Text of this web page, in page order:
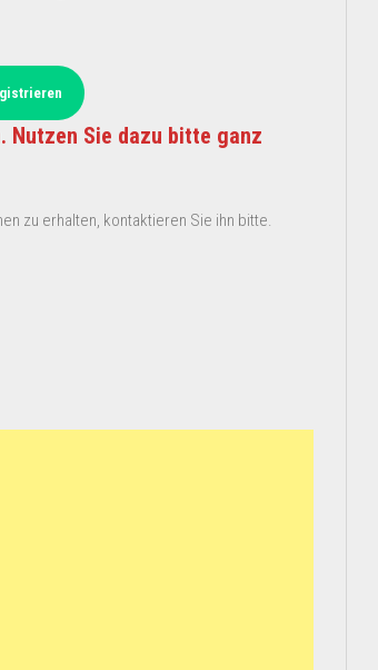
Nutzen Sie dazu bitte ganz
zu erhalten, kontaktieren Sie ihn bitte.